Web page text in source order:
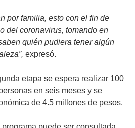
por familia, esto con el fin de
del coronavirus, tomando en
quién pudiera tener algún
expresó.
etapa se espera realizar 100
en seis meses y se
de 4.5 millones de pesos.